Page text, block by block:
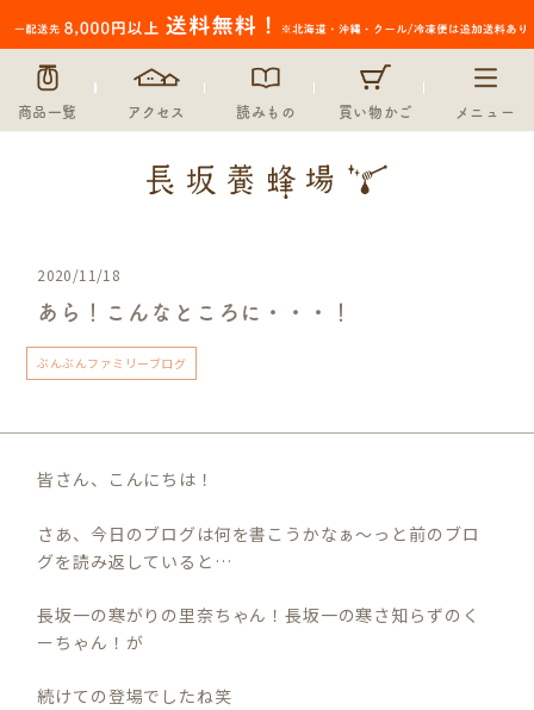
商品一覧 アクセス 読みもの 買い物かご メニュー
2020/11/18
あら！こんなところに・・・！
ぶんぶんファミリーブログ
皆さん、こんにちは！
さあ、今日のブログは何を書こうかなぁ〜っと前のブロ
グを読み返していると…
長坂一の寒がりの里奈ちゃん！長坂一の寒さ知らずのく
ーちゃん！が
続けての登場でしたね笑